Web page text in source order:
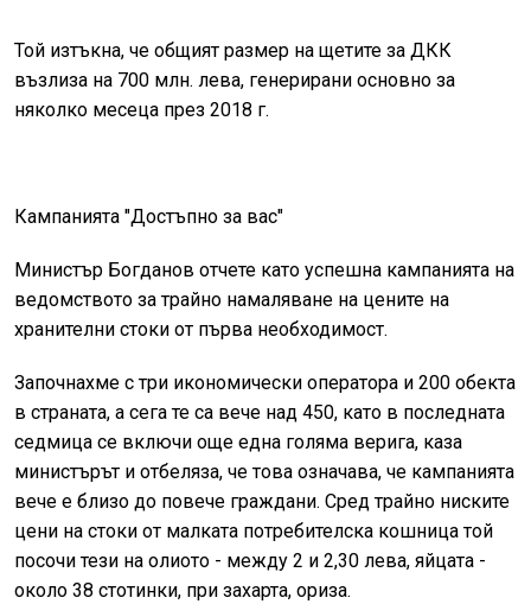
Той изтъкна, че общият размер на щетите за ДКК
възлиза на 700 млн. лева, генерирани основно за
няколко месеца през 2018 г.
Кампанията "Достъпно за вас"
Министър Богданов отчете като успешна кампанията на
ведомството за трайно намаляване на цените на
хранителни стоки от първа необходимост.
Започнахме с три икономически оператора и 200 обекта
в страната, а сега те са вече над 450, като в последната
седмица се включи още една голяма верига, каза
министърът и отбеляза, че това означава, че кампанията
вече е близо до повече граждани. Сред трайно ниските
цени на стоки от малката потребителска кошница той
посочи тези на олиото - между 2 и 2,30 лева, яйцата -
около 38 стотинки, при захарта, ориза.